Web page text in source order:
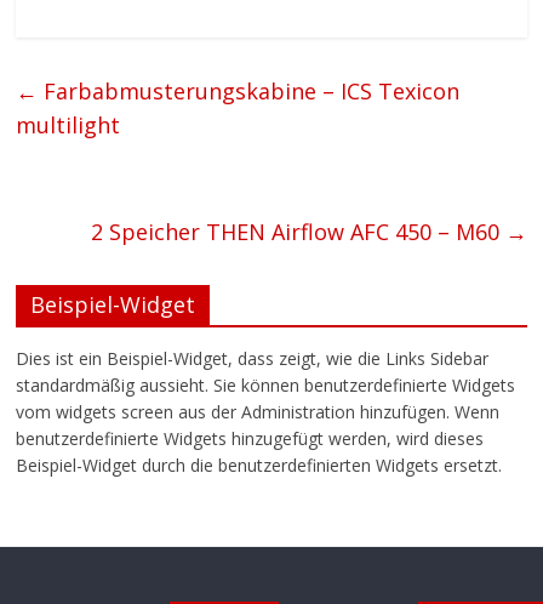
← Farbabmusterungskabine – ICS Texicon
multilight
2 Speicher THEN Airflow AFC 450 – M60 →
Beispiel-Widget
Dies ist ein Beispiel-Widget, dass zeigt, wie die Links Sidebar
standardmäßig aussieht. Sie können benutzerdefinierte Widgets
vom widgets screen aus der Administration hinzufügen. Wenn
benutzerdefinierte Widgets hinzugefügt werden, wird dieses
Beispiel-Widget durch die benutzerdefinierten Widgets ersetzt.